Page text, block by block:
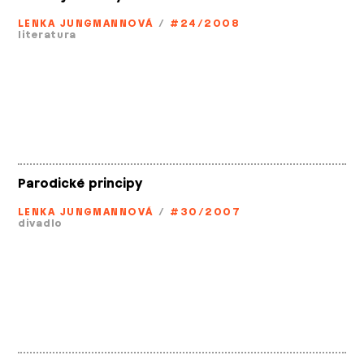
LENKA JUNGMANNOVÁ / #24/2008
literatura
Parodické principy
LENKA JUNGMANNOVÁ / #30/2007
divadlo